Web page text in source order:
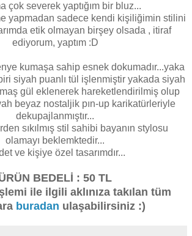
çok severek yaptığım bir bluz...
yapmadan sadece kendi kişiliğimin stilini
etik olmayan birşey olsada , itiraf
ediyorum, yaptım :D
kumaşa sahip esnek dokumadır...yaka
siyah puanlı tül işlenmiştir yakada siyah
gül eklenerek hareketlendirilmiş olup
beyaz nostaljik pın-up karikatürleriyle
dekupajlanmıştır...
sıkılmış stil sahibi bayanın stylosu
olamayı beklemktedir...
ve kişiye özel tasarımdır...
BEDELİ : 50 TL
ile ilgili aklınıza takılan tüm
buradan ulaşabilirsiniz :)